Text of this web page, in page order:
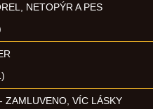
NETOPÝR A PES
ZAMLUVENO, VÍC LÁSKY